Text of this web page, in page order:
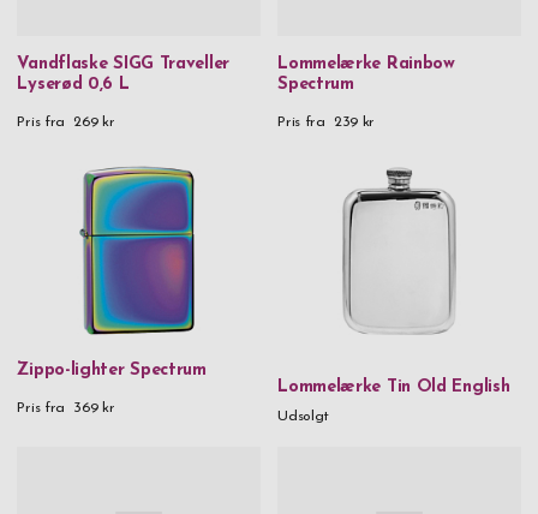
Vandflaske SIGG Traveller
Lyserød 0,6 L
Pris fra 269 kr
Lommelærke Rainbow
Spectrum
Pris fra 239 kr
Zippo-lighter Spectrum
Pris fra 369 kr
Lommelærke Tin Old English
Udsolgt